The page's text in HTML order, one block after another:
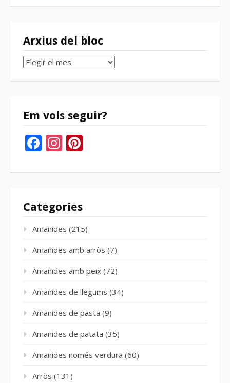
Arxius del bloc
Arxius
bloc
Em vols seguir?
Facebook
Instagram
Categories
Amanides (215)
Amanides amb arròs (7)
Amanides amb peix (72)
Amanides de llegums (34)
Amanides de pasta (9)
Amanides de patata (35)
Amanides només verdura (60)
Arròs (131)